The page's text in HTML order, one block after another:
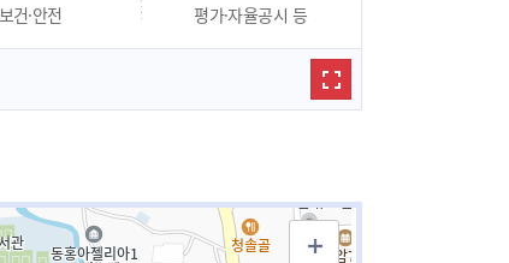
보건·안전 평가·자율공시 등